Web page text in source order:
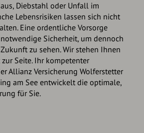
Diebstahl oder Unfall im
Lebensrisiken lassen sich nicht
Eine ordentliche Vorsorge
Sicherheit, um dennoch
zu sehen. Wir stehen Ihnen
Seite. Ihr kompetenter
Allianz Versicherung Wolferstetter
am See entwickelt die optimale,
für Sie.